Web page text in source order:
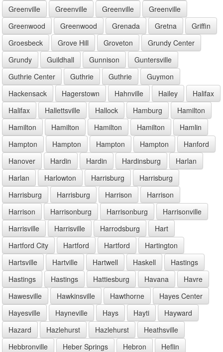
Greenville
Greenville Greenville
Greenville
Greenwood
Greenwood Grenada Gretna
Griffin
Groesbeck
Grove Hill Groveton
Grundy Center
Grundy
Guildhall Gunnison
Guntersville
Guthrie Center
Guthrie Guthrie
Guymon
Hackensack
Hagerstown Hahnville Hailey
Halifax
Halifax
Hallettsville Hallock Hamburg
Hamilton
Hamilton
Hamilton Hamilton Hamilton
Hamlin
Hampton
Hampton Hampton Hampton
Hanford
Hanover
Hardin Hardin Hardinsburg
Harlan
Harlan
Harlowton Harrisburg
Harrisburg
Harrisburg
Harrisburg Harrison
Harrison
Harrison
Harrisonburg Harrisonburg
Harrisonville
Harrisville
Harrisville Harrodsburg
Hart
Hartford City
Hartford Hartford
Hartington
Hartsville
Hartville Hartwell Haskell
Hastings
Hastings
Hastings Hattiesburg Havana
Havre
Hawesville
Hawkinsville Hawthorne
Hayes Center
Hayesville
Hayneville Hays Hayti
Hayward
Hazard
Hazlehurst Hazlehurst
Heathsville
Hebbronville
Heber Springs Hebron
Heflin